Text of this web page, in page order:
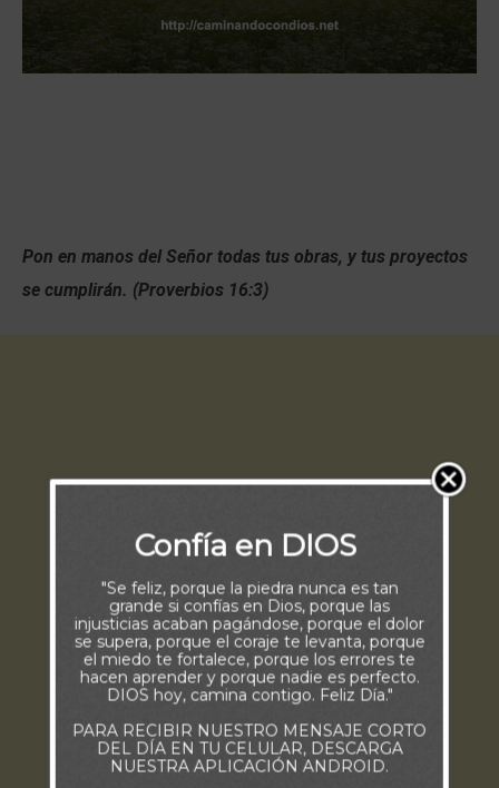
Pon en manos del Señor todas tus obras, y tus proyectos
se cumplirán. (Proverbios 16:3)
Confía en DIOS
"Se feliz, porque la piedra nunca es tan
grande si confías en Dios, porque las
injusticias acaban pagándose, porque el dolor
se supera, porque el coraje te levanta, porque
el miedo te fortalece, porque los errores te
hacen aprender y porque nadie es perfecto.
DIOS hoy, camina contigo. Feliz Día."
PARA RECIBIR NUESTRO MENSAJE CORTO
DEL DÍA EN TU CELULAR, DESCARGA
NUESTRA APLICACIÓN ANDROID.